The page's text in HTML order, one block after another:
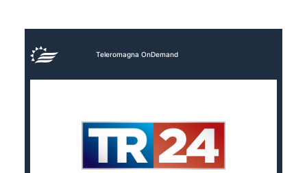
Teleromagna OnDemand